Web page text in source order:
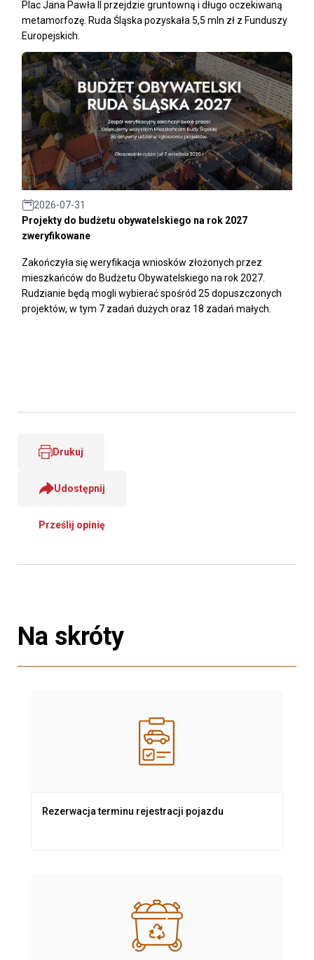
Plac Jana Pawła II przejdzie gruntowną i długo oczekiwaną
metamorfozę. Ruda Śląska pozyskała 5,5 mln zł z Funduszy
Europejskich.
2026-07-31
Projekty do budżetu obywatelskiego na rok 2027
zweryfikowane
Zakończyła się weryfikacja wniosków złożonych przez
mieszkańców do Budżetu Obywatelskiego na rok 2027.
Rudzianie będą mogli wybierać spośród 25 dopuszczonych
projektów, w tym 7 zadań dużych oraz 18 zadań małych.
Drukuj
Udostępnij
Prześlij opinię
Na skróty
Rezerwacja terminu rejestracji pojazdu